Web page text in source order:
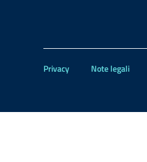
Privacy Note legali